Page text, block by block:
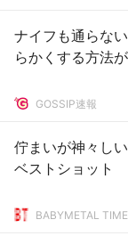
ナイフも通らな
らかくする方法
GOSSIP速報
佇まいが神々し
ベストショット
BABYMETAL